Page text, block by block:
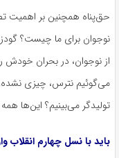
حق‌پناه همچنین بر اهمیت
نوجوان برای ما چیست؟
از نوجوان، در بحران خودش
می‌گوئیم نترس، چیزی
تولیدگر می‌بینیم؟ این‌ها
باید با نسل چهارم انقلاب